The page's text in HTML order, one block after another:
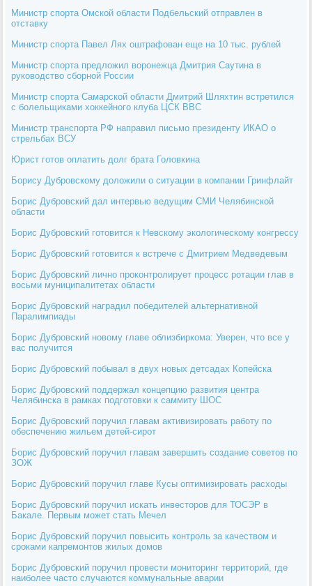
Министр спорта Омской области Подбельский отправлен в
отставку
Министр спорта Павел Лях оштрафован еще на 10 тыс. рублей
Министр спорта предложил воронежца Дмитрия Саутина в
руководство сборной России
Министр спорта Самарской области Дмитрий Шляхтин встретился
с болельщиками хоккейного клуба ЦСК ВВС
Министр транспорта РФ направил письмо президенту ИКАО о
стрельбах ВСУ
Юрист готов оплатить долг брата Головкина
Борису Дубровскому доложили о ситуации в компании Гринфлайт
Борис Дубровский дал интервью ведущим СМИ Челябинской
области
Борис Дубровский готовится к Невскому экологическому конгрессу
Борис Дубровский готовится к встрече с Дмитрием Медведевым
Борис Дубровский лично проконтролирует процесс ротации глав в
восьми муниципалитетах области
Борис Дубровский наградил победителей альтернативной
Паралимпиады
Борис Дубровский новому главе облизбиркома: Уверен, что все у
вас получится
Борис Дубровский побывал в двух новых детсадах Копейска
Борис Дубровский поддержал концепцию развития центра
Челябинска в рамках подготовки к саммиту ШОС
Борис Дубровский поручил главам активизировать работу по
обеспечению жильем детей-сирот
Борис Дубровский поручил главам завершить создание советов по
ЗОЖ
Борис Дубровский поручил главе Кусы оптимизировать расходы
Борис Дубровский поручил искать инвесторов для ТОСЭР в
Бакале. Первым может стать Мечел
Борис Дубровский поручил повысить контроль за качеством и
сроками капремонтов жилых домов
Борис Дубровский поручил провести мониторинг территорий, где
наиболее часто случаются коммунальные аварии